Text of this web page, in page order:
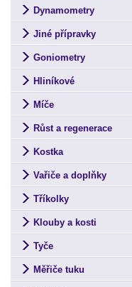
Dynamometry
Jiné přípravky
Goniometry
Hliníkové
Míče
Růst a regenerace
Kostka
Vařiče a doplňky
Tříkolky
Klouby a kosti
Tyče
Měřiče tuku